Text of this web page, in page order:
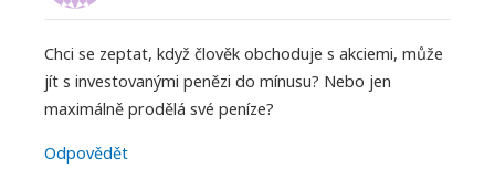
Chci se zeptat, když člověk obchoduje s akciemi, může
jít s investovanými penězi do mínusu? Nebo jen
maximálně prodělá své peníze?
Odpovědět